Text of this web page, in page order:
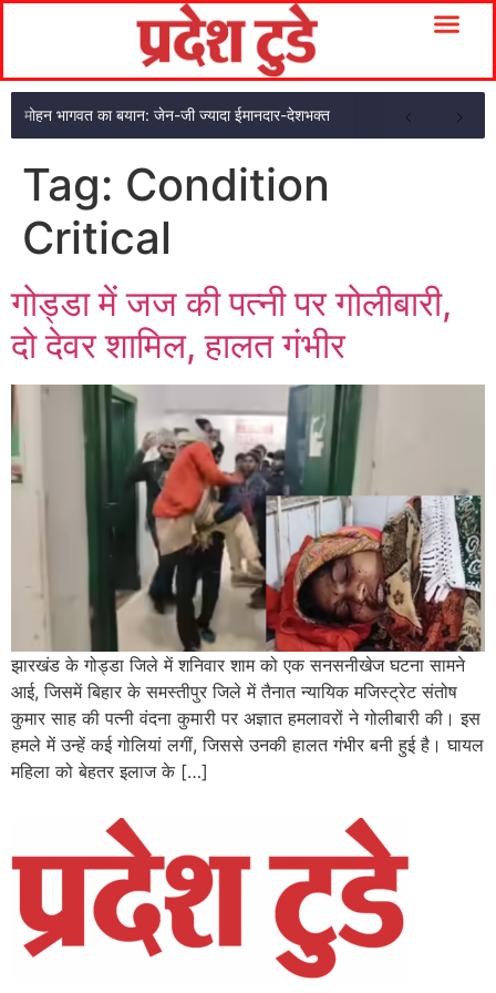
मोहन भागवत का बयान: जेन-जी ज्यादा ईमानदार-देशभक्त
Tag: Condition
Critical
गोड्डा में जज की पत्नी पर गोलीबारी,
दो देवर शामिल, हालत गंभीर
झारखंड के गोड्डा जिले में शनिवार शाम को एक सनसनीखेज घटना सामने
आई, जिसमें बिहार के समस्तीपुर जिले में तैनात न्यायिक मजिस्ट्रेट संतोष
कुमार साह की पत्नी वंदना कुमारी पर अज्ञात हमलावरों ने गोलीबारी की। इस
हमले में उन्हें कई गोलियां लगीं, जिससे उनकी हालत गंभीर बनी हुई है। घायल
महिला को बेहतर इलाज के […]